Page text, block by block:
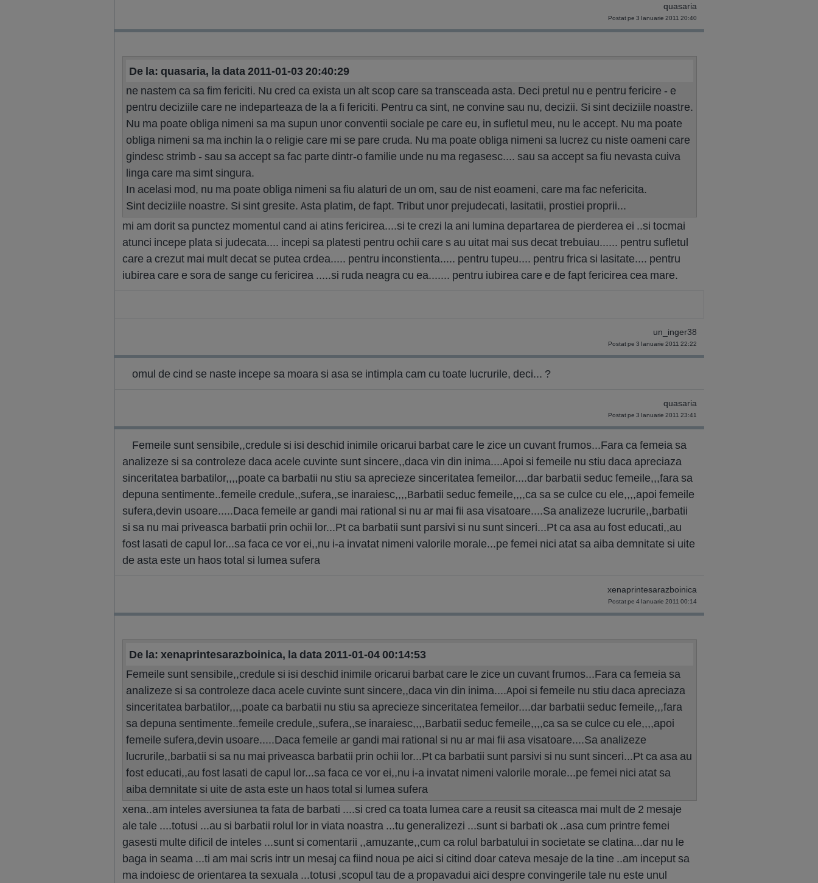
quasaria
Postat pe 3 Ianuarie 2011 20:40
De la: quasaria, la data 2011-01-03 20:40:29
ne nastem ca sa fim fericiti. Nu cred ca exista un alt scop care sa transceada asta. Deci pretul nu e pentru fericire - e
pentru deciziile care ne indeparteaza de la a fi fericiti. Pentru ca sint, ne convine sau nu, decizii. Si sint deciziile noastre.
Nu ma poate obliga nimeni sa ma supun unor conventii sociale pe care eu, in sufletul meu, nu le accept. Nu ma poate
obliga nimeni sa ma inchin la o religie care mi se pare cruda. Nu ma poate obliga nimeni sa lucrez cu niste oameni care
gindesc strimb - sau sa accept sa fac parte dintr-o familie unde nu ma regasesc.... sau sa accept sa fiu nevasta cuiva
linga care ma simt singura.
In acelasi mod, nu ma poate obliga nimeni sa fiu alaturi de un om, sau de nist eoameni, care ma fac nefericita.
Sint deciziile noastre. Si sint gresite. Asta platim, de fapt. Tribut unor prejudecati, lasitatii, prostiei proprii...
mi am dorit sa punctez momentul cand ai atins fericirea....si te crezi la ani lumina departarea de pierderea ei ..si tocmai
atunci incepe plata si judecata.... incepi sa platesti pentru ochii care s au uitat mai sus decat trebuiau...... pentru sufletul
care a crezut mai mult decat se putea crdea..... pentru inconstienta..... pentru tupeu.... pentru frica si lasitate.... pentru
iubirea care e sora de sange cu fericirea .....si ruda neagra cu ea....... pentru iubirea care e de fapt fericirea cea mare.
un_inger38
Postat pe 3 Ianuarie 2011 22:22
omul de cind se naste incepe sa moara si asa se intimpla cam cu toate lucrurile, deci... ?
quasaria
Postat pe 3 Ianuarie 2011 23:41
Femeile sunt sensibile,,credule si isi deschid inimile oricarui barbat care le zice un cuvant frumos...Fara ca femeia sa
analizeze si sa controleze daca acele cuvinte sunt sincere,,daca vin din inima....Apoi si femeile nu stiu daca apreciaza
sinceritatea barbatilor,,,,poate ca barbatii nu stiu sa aprecieze sinceritatea femeilor....dar barbatii seduc femeile,,,fara sa
depuna sentimente..femeile credule,,sufera,,se inaraiesc,,,,Barbatii seduc femeile,,,,ca sa se culce cu ele,,,,apoi femeile
sufera,devin usoare.....Daca femeile ar gandi mai rational si nu ar mai fii asa visatoare....Sa analizeze lucrurile,,barbatii
si sa nu mai priveasca barbatii prin ochii lor...Pt ca barbatii sunt parsivi si nu sunt sinceri...Pt ca asa au fost educati,,au
fost lasati de capul lor...sa faca ce vor ei,,nu i-a invatat nimeni valorile morale...pe femei nici atat sa aiba demnitate si uite
de asta este un haos total si lumea sufera
xenaprintesarazboinica
Postat pe 4 Ianuarie 2011 00:14
De la: xenaprintesarazboinica, la data 2011-01-04 00:14:53
Femeile sunt sensibile,,credule si isi deschid inimile oricarui barbat care le zice un cuvant frumos...Fara ca femeia sa
analizeze si sa controleze daca acele cuvinte sunt sincere,,daca vin din inima....Apoi si femeile nu stiu daca apreciaza
sinceritatea barbatilor,,,,poate ca barbatii nu stiu sa aprecieze sinceritatea femeilor....dar barbatii seduc femeile,,,fara
sa depuna sentimente..femeile credule,,sufera,,se inaraiesc,,,,Barbatii seduc femeile,,,,ca sa se culce cu ele,,,,apoi
femeile sufera,devin usoare.....Daca femeile ar gandi mai rational si nu ar mai fii asa visatoare....Sa analizeze
lucrurile,,barbatii si sa nu mai priveasca barbatii prin ochii lor...Pt ca barbatii sunt parsivi si nu sunt sinceri...Pt ca asa au
fost educati,,au fost lasati de capul lor...sa faca ce vor ei,,nu i-a invatat nimeni valorile morale...pe femei nici atat sa
aiba demnitate si uite de asta este un haos total si lumea sufera
xena..am inteles aversiunea ta fata de barbati ....si cred ca toata lumea care a reusit sa citeasca mai mult de 2 mesaje
ale tale ....totusi ...au si barbatii rolul lor in viata noastra ...tu generalizezi ...sunt si barbati ok ..asa cum printre femei
gasesti multe dificil de inteles ...sunt si comentarii ,,amuzante,,cum ca rolul barbatului in societate se clatina...dar nu le
baga in seama ...ti am mai scris intr un mesaj ca fiind noua pe aici si citind doar cateva mesaje de la tine ..am inceput sa
ma indoiesc de orientarea ta sexuala ...totusi ,scopul tau de a propavadui aici despre convingerile tale nu este unul